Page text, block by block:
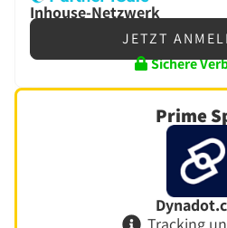
Inhouse-Netzwerk
JETZT
Sichere
Prime
Tracking